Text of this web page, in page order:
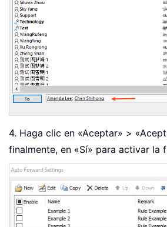
4. Haga clic en «Aceptar» >
finalmente, en «Sí» para activar la